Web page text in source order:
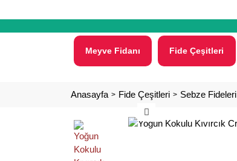
Meyve Fidanı Fide Çeşitleri
Anasayfa Fide Çeşitleri Sebze Fideleri